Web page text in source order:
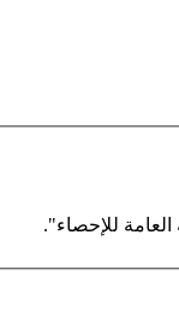
للإحصاء".